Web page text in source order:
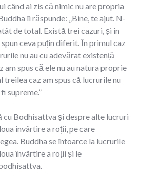
când ai zis că nimic nu are propria
îi răspunde: „Bine, te ajut. N-
de total. Există trei cazuri, și în
ceva puțin diferit. În primul caz
nu au cu adevărat existență
am spus că ele nu au natura proprie
treilea caz am spus că lucrurile nu
supreme.”
cu Bodhisattva și despre alte lucruri
învârtire a roții, pe care
Buddha se întoarce la lucrurile
învârtire a roții și le